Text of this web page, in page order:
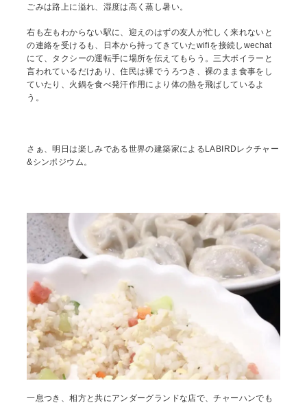
ごみは路上に溢れ、湿度は高く蒸し暑い。
右も左もわからない駅に、迎えのはずの友人が忙しく来れないと
の連絡を受けるも、日本から持ってきていたwifiを接続しwechat
にて、タクシーの運転手に場所を伝えてもらう。三大ボイラーと
言われているだけあり、住民は裸でうろつき、裸のまま食事をし
ていたり、火鍋を食べ発汗作用により体の熱を飛ばしているよ
う。
さぁ、明日は楽しみである世界の建築家によるLABIRDレクチャー
&シンポジウム。
一息つき、相方と共にアンダーグランドな店で、チャーハンでも